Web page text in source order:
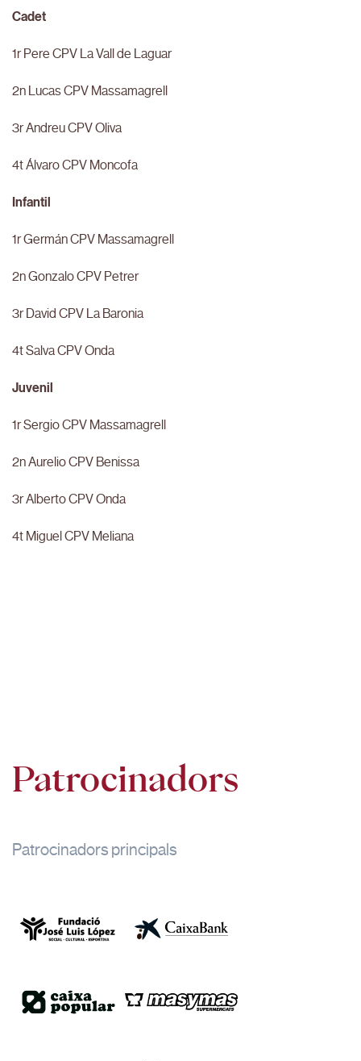
Cadet
1r Pere CPV La Vall de Laguar
2n Lucas CPV Massamagrell
3r Andreu CPV Oliva
4t Álvaro CPV Moncofa
Infantil
1r Germán CPV Massamagrell
2n Gonzalo CPV Petrer
3r David CPV La Baronia
4t Salva CPV Onda
Juvenil
1r Sergio CPV Massamagrell
2n Aurelio CPV Benissa
3r Alberto CPV Onda
4t Miguel CPV Meliana
Patrocinadors
Patrocinadors principals